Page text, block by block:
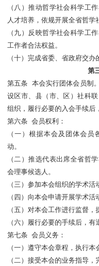
（八）推动哲学社会科学工
人才培养，依规开展全省哲学
（九）反映哲学社会科学工
工作者合法权益。
（十）完成省委、省政府交办
第
第五条 本会实行团体会员制
设区市、县（市、区）社科
组织，履行必要的入会手续后
第六条 会员权利：
（一）根据本会及团体会
动。
（二）推选代表出席全省哲
会理事候选人。
（三）参加本会组织的学术活
（四）向本会申请开展学术活
（五）对本会工作进行监督，
（六）履行必要的手续后，有
第七条 会员义务：
（一）遵守本会章程，执行本
（二）接受本会的业务指导，